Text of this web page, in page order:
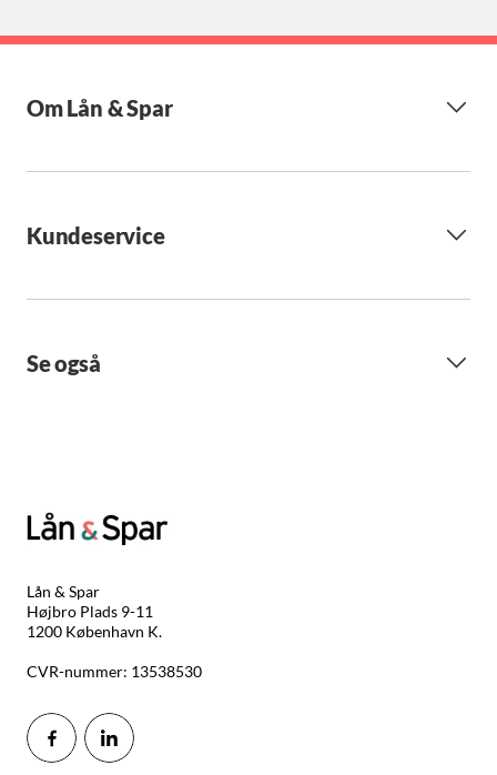
Om Lån & Spar
Kundeservice
Se også
Lån & Spar
Højbro Plads 9-11
1200 København K.
CVR-nummer: 13538530